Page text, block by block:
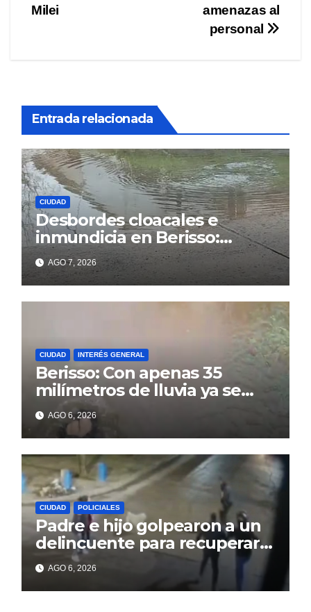
amenazas al
personal
Milei
Entrada relacionada
CIUDAD
Desbordes cloacales e
inmundicia en Berisso:
colapso de la red en la calle
14AGO 7, 2026
CIUDAD INTERÉS GENERAL
Berisso: Con apenas 35
milímetros de lluvia ya se
sienten los problemas
AGO 6, 2026
CIUDAD POLICIALES
Padre e hijo golpearon a un
delincuente para recuperar
un celular robado en Berisso
AGO 6, 2026